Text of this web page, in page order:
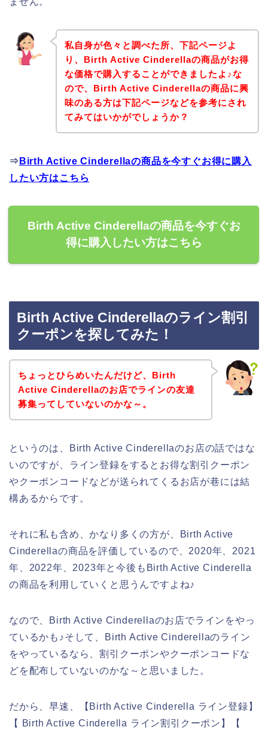
私自身が色々と調べた所、下記ページよ
り、Birth Active Cinderellaの商品がお得
な価格で購入することができましたよ♪な
ので、Birth Active Cinderellaの商品に興
味のある方は下記ページなどを参考にされ
てみてはいかがでしょうか？
⇒ Birth Active Cinderellaの商品を今すぐお得に購入
したい方はこちら
Birth Active Cinderellaの商品を今すぐお
得に購入したい方はこちら
Birth Active Cinderellaのライン割引
クーポンを探してみた！
ちょっとひらめいたんだけど、Birth
Active Cinderellaのお店でラインの友達
募集ってしていないのかな～。
というのは、Birth Active Cinderellaのお店の話ではな
いのですが、ライン登録をするとお得な割引クーポン
やクーポンコードなどが送られてくるお店が巷には結
構あるからです。
それに私も含め、かなり多くの方が、Birth Active
Cinderellaの商品を評価しているので、2020年、2021
年、2022年、2023年と今後もBirth Active Cinderella
の商品を利用していくと思うんですよね♪
なので、Birth Active Cinderellaのお店でラインをやっ
ているかも♪そして、Birth Active Cinderellaのライン
をやっているなら、割引クーポンやクーポンコードな
どを配布していないのかな～と思いました。
だから、早速、【Birth Active Cinderella ライン登録】
【 Birth Active Cinderella ライン割引クーポン】【